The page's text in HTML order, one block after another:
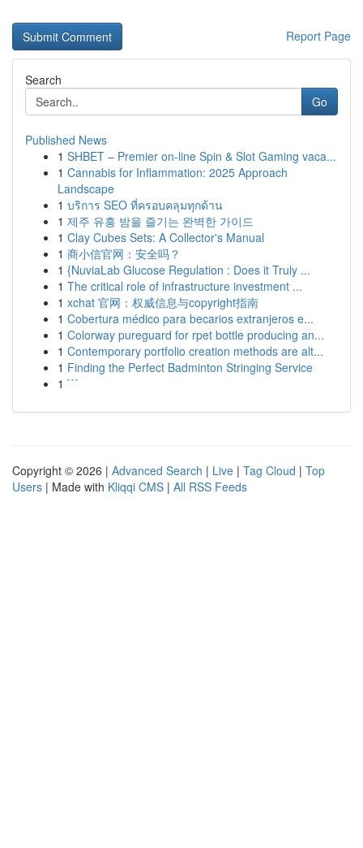
Report Page
Search
Go
Published News
1 SHBET – Premier on-line Spin & Slot Gaming vaca...
1 Cannabis for Inflammation: 2025 Approach
Landscape
1 บริการ SEO ที่ครอบคลุมทุกด้าน
1 제주 유흥 밤을 즐기는 완벽한 가이드
1 Clay Cubes Sets: A Collector's Manual
1 商小信官网：安全吗？
1 {NuviaLab Glucose Regulation : Does it Truly ...
1 The critical role of infrastructure investment ...
1 xchat 官网：权威信息与copyright指南
1 Cobertura médico para becarios extranjeros e...
1 Colorway pureguard for rpet bottle producing an...
1 Contemporary portfolio creation methods are alt...
1 Finding the Perfect Badminton Stringing Service
1 ```
Copyright © 2026 | Advanced Search | Live | Tag Cloud | Top
Users | Made with Kliqqi CMS | All RSS Feeds